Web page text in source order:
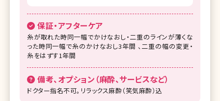
保証・アフターケア
糸が取れた時同一幅でかけなおし・二重のラインが薄くな
った時同一幅で糸のかけなおし3年間 、二重の幅の変更・
糸をはずす1年間
備考、オプション（麻酔、サービスなど）
ドクター指名不可。リラックス麻酔（笑気麻酔）込